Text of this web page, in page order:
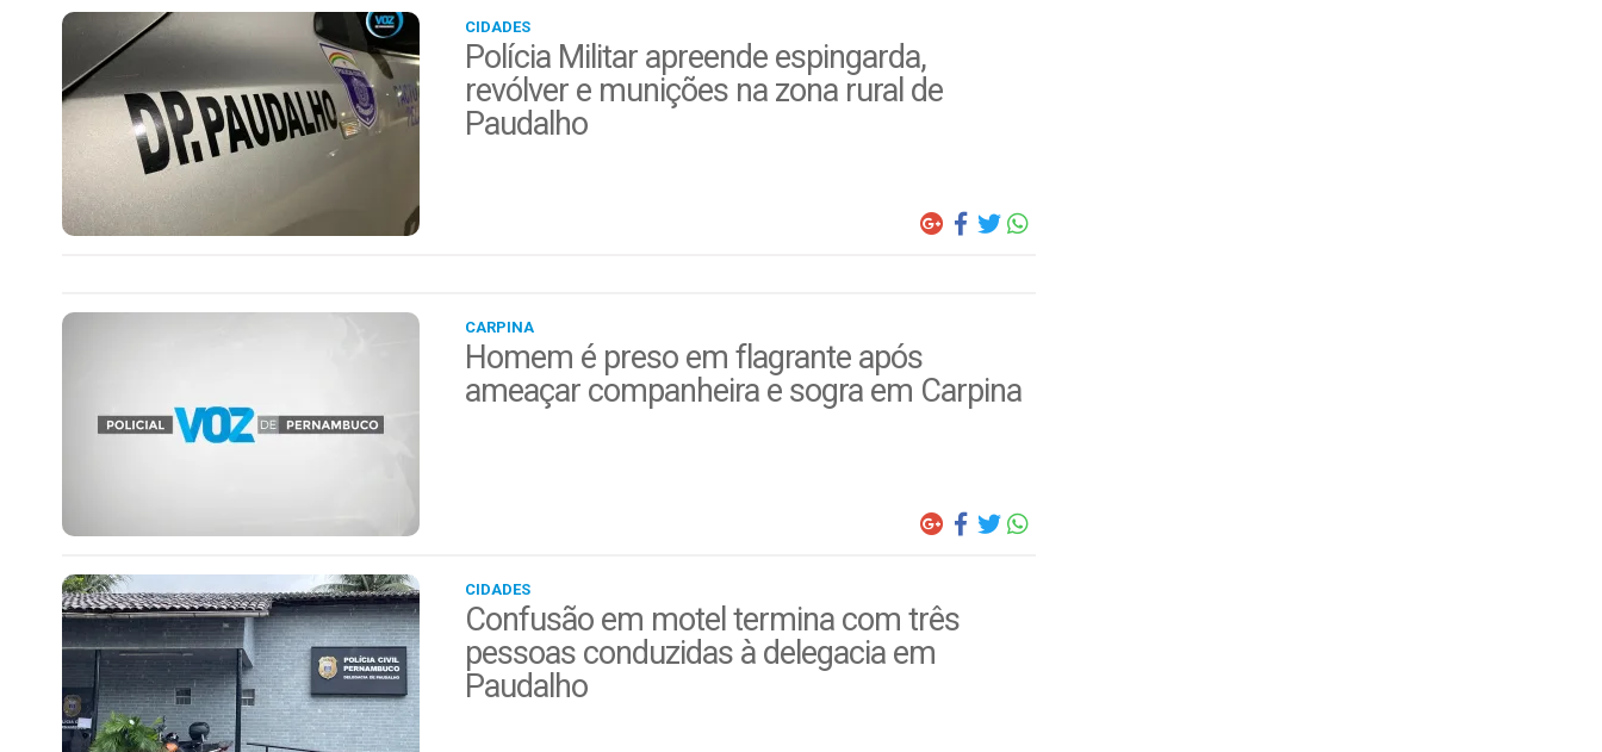
CIDADES
Polícia Militar apreende espingarda,
revólver e munições na zona rural de
Paudalho
CARPINA
Homem é preso em flagrante após
ameaçar companheira e sogra em Carpina
CIDADES
Confusão em motel termina com três
pessoas conduzidas à delegacia em
Paudalho